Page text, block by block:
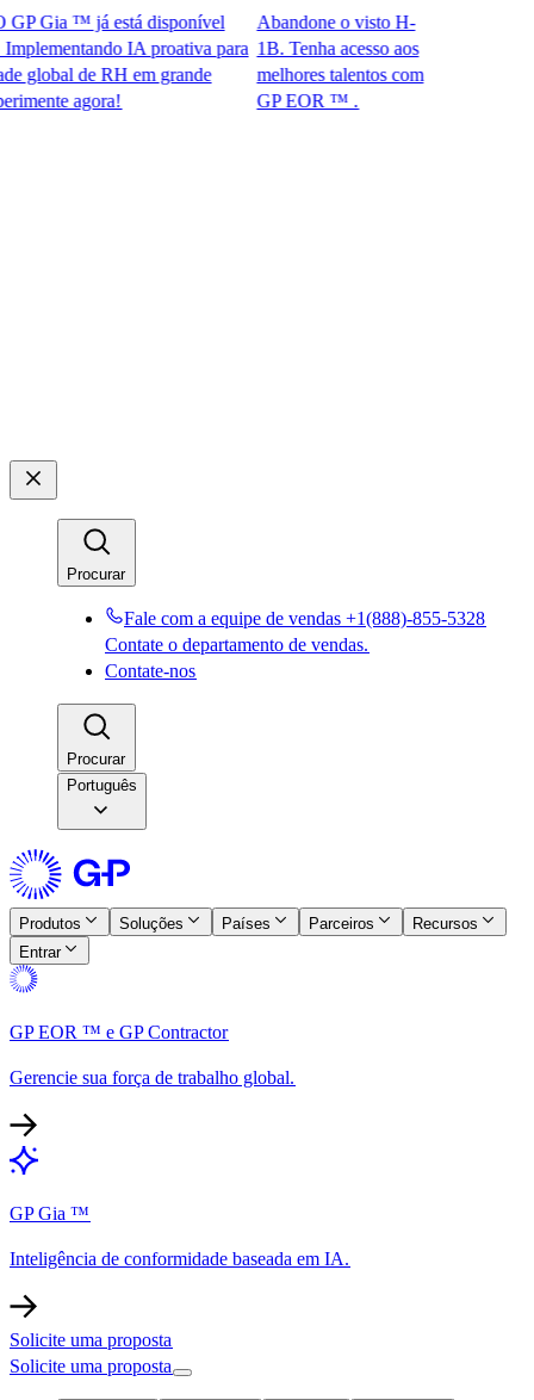
Gia ™ já está disponível
IA proativa para
de RH em grande
agora!​​
Abandone o visto H-
1B. Tenha acesso aos
melhores talentos com
GP EOR ™ .​​
Procurar​​
Fale com a equipe de vendas +1(888)-855-5328​​
Contate o departamento de vendas.​​
Contate-nos​​
Procurar​​
Português
Produtos​​ Soluções​​ Países​​ Parceiros​​
Recursos​​
Entrar​​
GP EOR ™ e GP Contractor​​
Gerencie sua força de trabalho global.​​
GP Gia ™​​
Inteligência de conformidade baseada em IA.​​
Solicite uma proposta​​
Solicite uma proposta​​